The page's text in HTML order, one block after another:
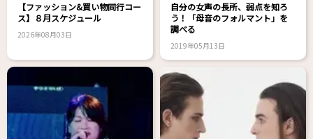
【ファッション&買い物同行コー
ス】８月スケジュール
2026年08月03日
自分の女声の長所、弱点を知ろ
う！「母音のフォルマント」を
調べる
2019年05月13日